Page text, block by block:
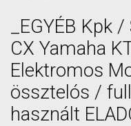
_EGYÉB Kpk
CX Yamaha
Elektromos
össztelós /
használt